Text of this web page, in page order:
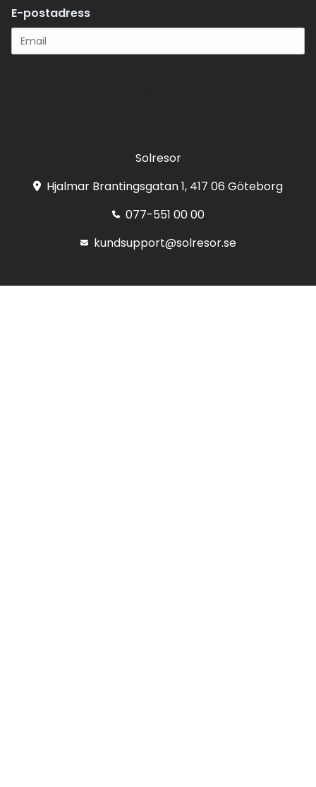
E-postadress
Solresor
Hjalmar Brantingsgatan 1, 417 06 Göteborg
077-551 00 00
kundsupport@solresor.se